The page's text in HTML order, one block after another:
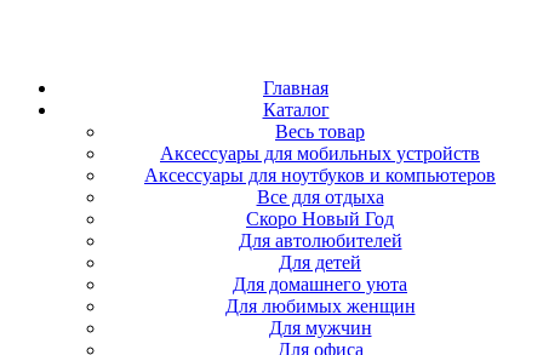
Главная
Каталог
Весь товар
Аксессуары для мобильных устройств
Аксессуары для ноутбуков и компьютеров
Все для отдыха
Скоро Новый Год
Для автолюбителей
Для детей
Для домашнего уюта
Для любимых женщин
Для мужчин
Для офиса